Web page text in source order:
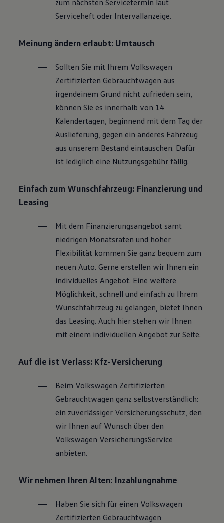
Lifestyle
Elektromobilität
Pannen- und Unfallhilfe
Volkswagen Kundenbetreuung
Serviceheft oder Intervallanzeige.
Meinung ändern erlaubt: Umtausch
Sollten Sie mit Ihrem Volkswagen
Zertifizierten Gebrauchtwagen aus
irgendeinem Grund nicht zufrieden sein,
können Sie es innerhalb von 14
Kalendertagen, beginnend mit dem Tag der
Auslieferung, gegen ein anderes Fahrzeug
aus unserem Bestand eintauschen. Dafür
ist lediglich eine Nutzungsgebühr fällig.
Einfach zum Wunschfahrzeug: Finanzierung und
Leasing
Mit dem Finanzierungsangebot samt
niedrigen Monatsraten und hoher
Flexibilität kommen Sie ganz bequem zum
neuen Auto. Gerne erstellen wir Ihnen ein
individuelles Angebot. Eine weitere
Möglichkeit, schnell und einfach zu Ihrem
Wunschfahrzeug zu gelangen, bietet Ihnen
das Leasing. Auch hier stehen wir Ihnen
mit einem individuellen Angebot zur Seite.
Auf die ist Verlass: Kfz-Versicherung
Beim Volkswagen Zertifizierten
Gebrauchtwagen ganz selbstverständlich:
ein zuverlässiger Versicherungsschutz, den
wir Ihnen auf Wunsch über den
Volkswagen VersicherungsService
anbieten.
Wir nehmen Ihren Alten: Inzahlungnahme
Haben Sie sich für einen Volkswagen
Zertifizierten Gebrauchtwagen